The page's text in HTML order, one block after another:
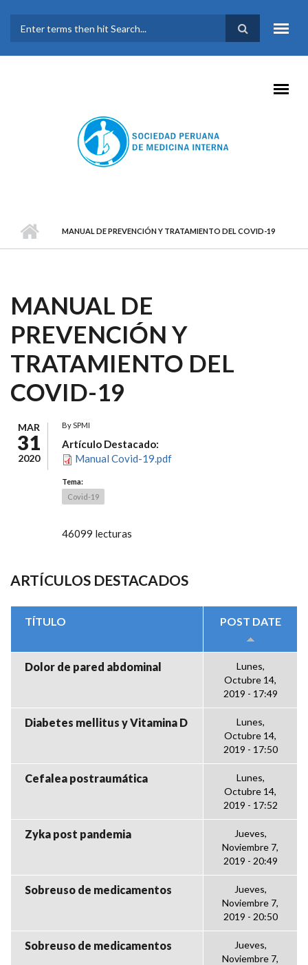
FORMULARIO DE
BÚSQUEDA
MANUAL DE PREVENCIÓN Y TRATAMIENTO DEL COVID-19
MANUAL DE
PREVENCIÓN Y
TRATAMIENTO DEL
COVID-19
MAR
31
2020
BySPMI
Artículo Destacado:
Manual Covid-19.pdf
Tema:
Covid-19
46099 lecturas
ARTÍCULOS DESTACADOS
TÍTULO POST DATE
Dolor de pared abdominal
Lunes,
Octubre 14,
2019 - 17:49
Diabetes mellitus y Vitamina D
Lunes,
Octubre 14,
2019 - 17:50
Cefalea postraumática
Lunes,
Octubre 14,
2019 - 17:52
Zyka post pandemia
Jueves,
Noviembre 7,
2019 - 20:49
Sobreuso de medicamentos
Jueves,
Noviembre 7,
2019 - 20:50
Sobreuso de medicamentos
Jueves,
Noviembre 7,